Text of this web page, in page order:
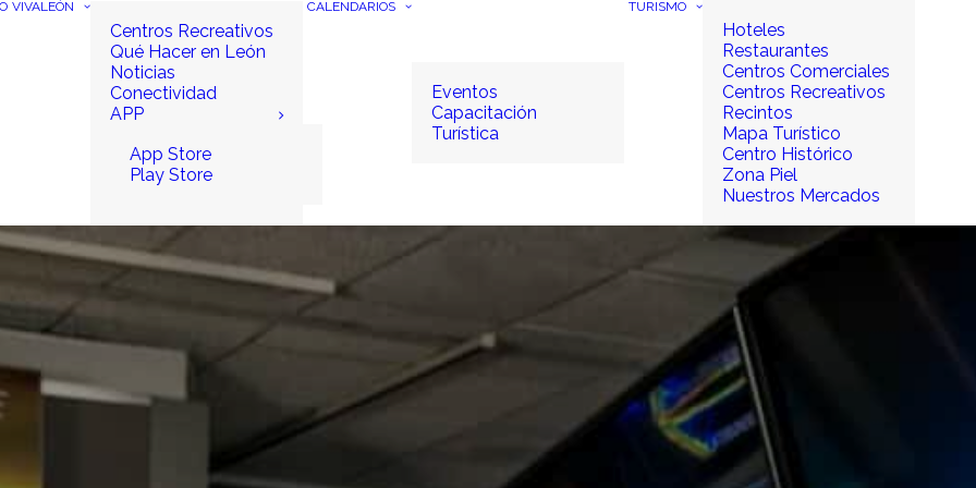
VIVALEÓN
Centros Recreativos
Qué Hacer en León
Noticias
Conectividad
APP
App Store
Play Store
CALENDARIOS
Eventos
Capacitación
Turística
TURISMO
Hoteles
Restaurantes
Centros Comerciales
Centros Recreativos
Recintos
Mapa Turístico
Centro Histórico
Zona Piel
Nuestros Mercados